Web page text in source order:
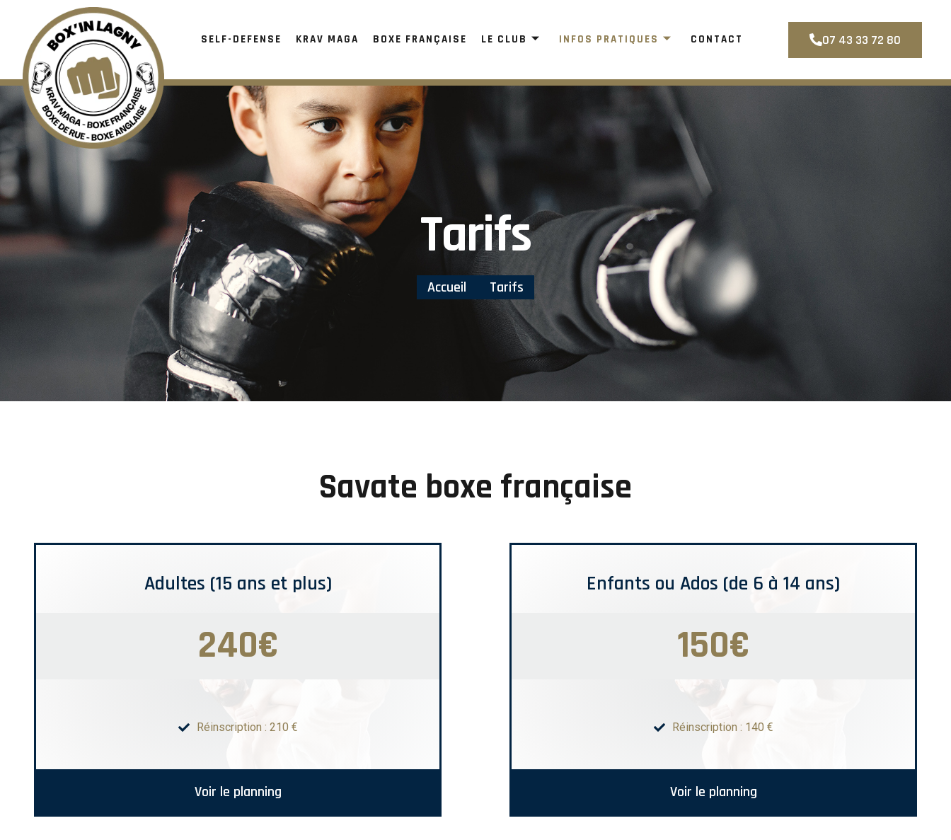
SELF-DEFENSE KRAV MAGA BOXE FRANÇAISE LE CLUB INFOS PRATIQUES CONTACT 07 43 33 72 80
Tarifs
Accueil Tarifs
Savate boxe française
Adultes (15 ans et plus)
240€
Réinscription : 210 €
Voir le planning
Enfants ou Ados (de 6 à 14 ans)
150€
Réinscription : 140 €
Voir le planning